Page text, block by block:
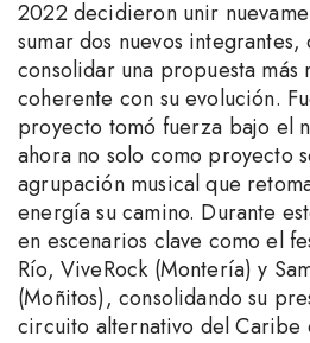
2022 decidieron unir
sumar dos nuevos
consolidar una propuesta más
coherente con su evolución.
proyecto tomó fuerza bajo el
ahora no solo como proyecto
agrupación musical que
energía su camino. Durante
en escenarios clave como el
Río, ViveRock (Montería) y
(Moñitos), consolidando su
circuito alternativo del Caribe